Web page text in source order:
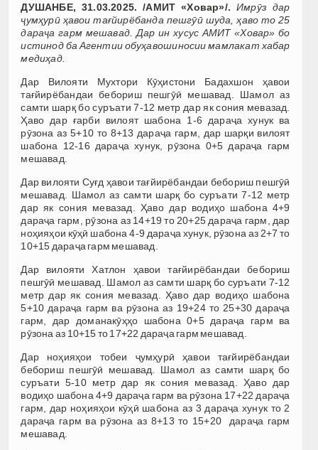
ДУШАНБЕ, 31.03.2025. /АМИТ «Ховар»/. Имрӯз дар
ҷумҳурӣ ҳавои тағйирёбанда пешгӯӣ шуда, ҳаво то 25
дараҷа гарм мешавад. Дар ин хусус АМИТ «Ховар» бо
истинод ба Агентии обуҳавошиносии мамлакат хабар
медиҳад.
Дар Вилояти Мухтори Кӯҳистони Бадахшон ҳавои
тағйирёбандаи бебориш пешгӯӣ мешавад. Шамол аз
самти шарқ бо суръати 7-12 метр дар як сония мевазад.
Ҳаво дар ғарби вилоят шабона 1-6 дараҷа хунук ва
рӯзона аз 5+10 то 8+13 дараҷа гарм, дар шарқи вилоят
шабона 12-16 дараҷа хунук, рӯзона 0+5 дараҷа гарм
мешавад.
Дар вилояти Суғд ҳавои тағйирёбандаи бебориш пешгӯӣ
мешавад. Шамол аз самти шарқ бо суръати 7-12 метр
дар як сония мевазад. Ҳаво дар водиҳо шабона 4+9
дараҷа гарм, рӯзона аз 14+19 то 20+25 дараҷа гарм, дар
ноҳияҳои кӯҳӣ шабона 4-9 дараҷа хунук, рӯзона аз 2+7 то
10+15 дараҷа гарм мешавад.
Дар вилояти Хатлон ҳавои тағйирёбандаи бебориш
пешгӯӣ мешавад. Шамол аз самти шарқ бо суръати 7-12
метр дар як сония мевазад. Ҳаво дар водиҳо шабона
5+10 дараҷа гарм ва рӯзона аз 19+24 то 25+30 дараҷа
гарм, дар доманакӯҳҳо шабона 0+5 дараҷа гарм ва
рӯзона аз 10+15 то 17+22 дараҷа гарм мешавад.
Дар ноҳияҳои тобеи ҷумҳурӣ ҳавои тағйирёбандаи
бебориш пешгӯӣ мешавад. Шамол аз самти шарқ бо
суръати 5-10 метр дар як сония мевазад. Ҳаво дар
водиҳо шабона 4+9 дараҷа гарм ва рӯзона 17+22 дараҷа
гарм, дар ноҳияҳои кӯҳӣ шабона аз 3 дараҷа хунук то 2
дараҷа гарм ва рӯзона аз 8+13 то 15+20 дараҷа гарм
мешавад.